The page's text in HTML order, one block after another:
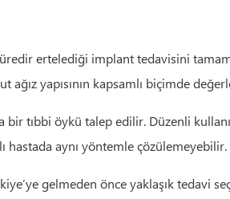
ertelediği implant tedavisini
ağız yapısının kapsamlı biçimde
tıbbi öykü talep edilir. Düzenli
hastada aynı yöntemle çözülemeyebilir.
gelmeden önce yaklaşık tedavi